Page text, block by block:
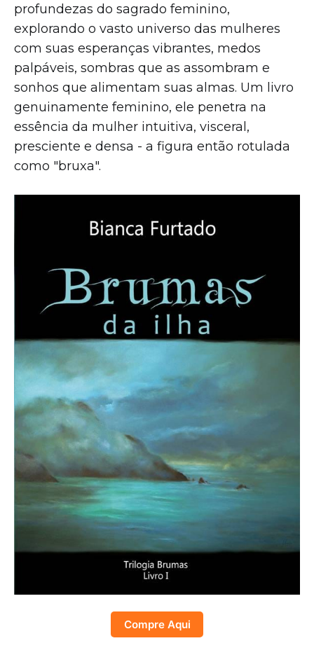
profundezas do sagrado feminino,
explorando o vasto universo das mulheres
com suas esperanças vibrantes, medos
palpáveis, sombras que as assombram e
sonhos que alimentam suas almas. Um livro
genuinamente feminino, ele penetra na
essência da mulher intuitiva, visceral,
presciente e densa - a figura então rotulada
como "bruxa".
Compre Aqui